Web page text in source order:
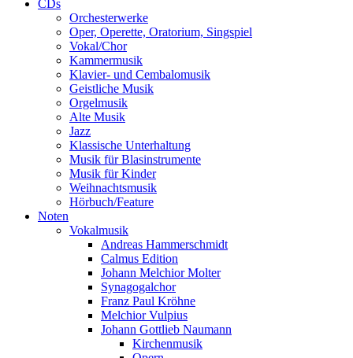
CDs
Orchesterwerke
Oper, Operette, Oratorium, Singspiel
Vokal/Chor
Kammermusik
Klavier- und Cembalomusik
Geistliche Musik
Orgelmusik
Alte Musik
Jazz
Klassische Unterhaltung
Musik für Blasinstrumente
Musik für Kinder
Weihnachtsmusik
Hörbuch/Feature
Noten
Vokalmusik
Andreas Hammerschmidt
Calmus Edition
Johann Melchior Molter
Synagogalchor
Franz Paul Kröhne
Melchior Vulpius
Johann Gottlieb Naumann
Kirchenmusik